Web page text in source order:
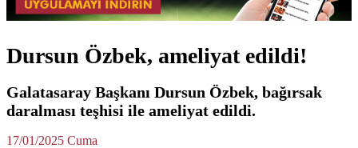
Dursun Özbek, ameliyat edildi!
Galatasaray Başkanı Dursun Özbek, bağırsak
daralması teşhisi ile ameliyat edildi.
17/01/2025 Cuma